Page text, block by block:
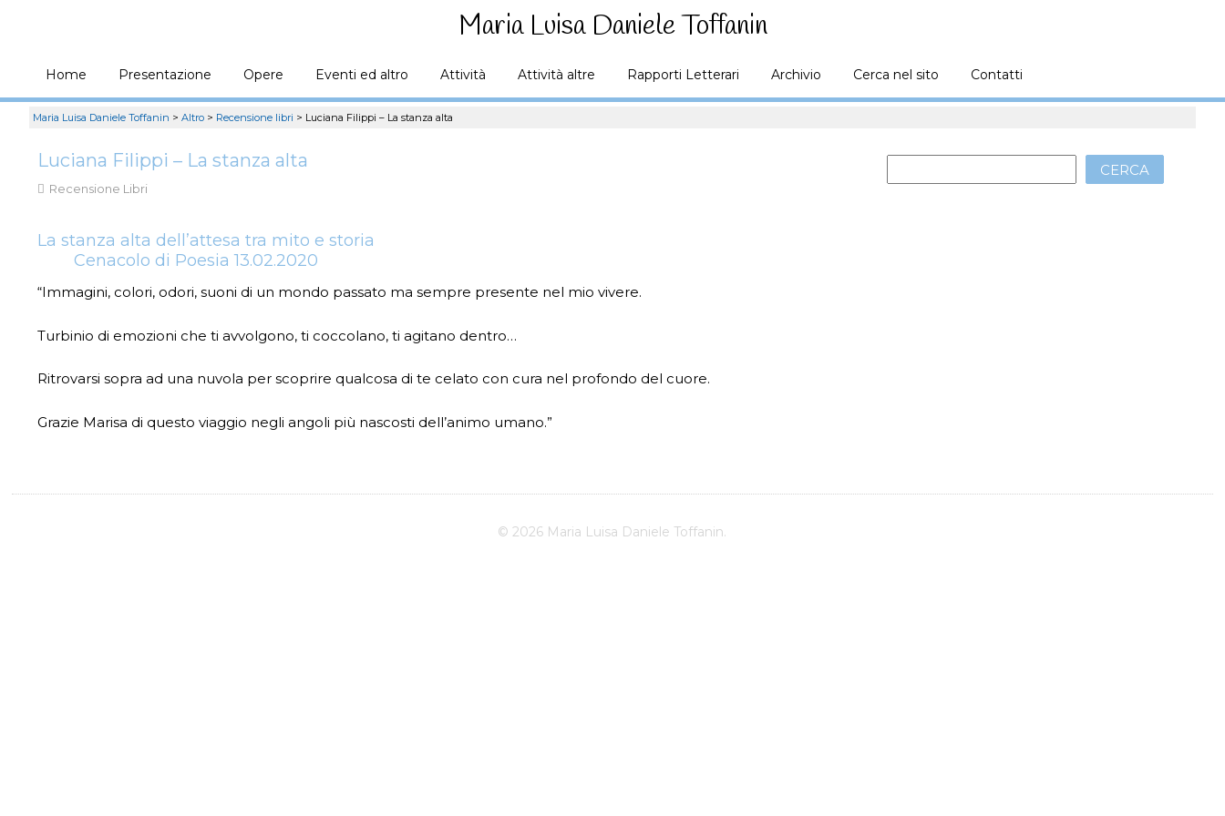
Maria Luisa Daniele Toffanin
Home Presentazione Opere Eventi ed altro Attività Attività altre Rapporti Letterari Archivio Cerca nel sito Contatti
Maria Luisa Daniele Toffanin > Altro > Recensione libri > Luciana Filippi – La stanza alta
Luciana Filippi – La stanza alta
Recensione Libri
La stanza alta dell’attesa tra mito e storia
Cenacolo di Poesia 13.02.2020
“Immagini, colori, odori, suoni di un mondo passato ma sempre presente nel mio vivere.
Turbinio di emozioni che ti avvolgono, ti coccolano, ti agitano dentro…
Ritrovarsi sopra ad una nuvola per scoprire qualcosa di te celato con cura nel profondo del cuore.
Grazie Marisa di questo viaggio negli angoli più nascosti dell’animo umano.”
CERCA
© 2026 Maria Luisa Daniele Toffanin.